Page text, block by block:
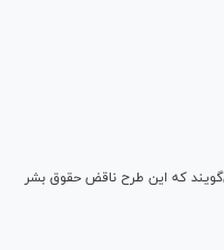
که این طرح ناقض حقوق بشر